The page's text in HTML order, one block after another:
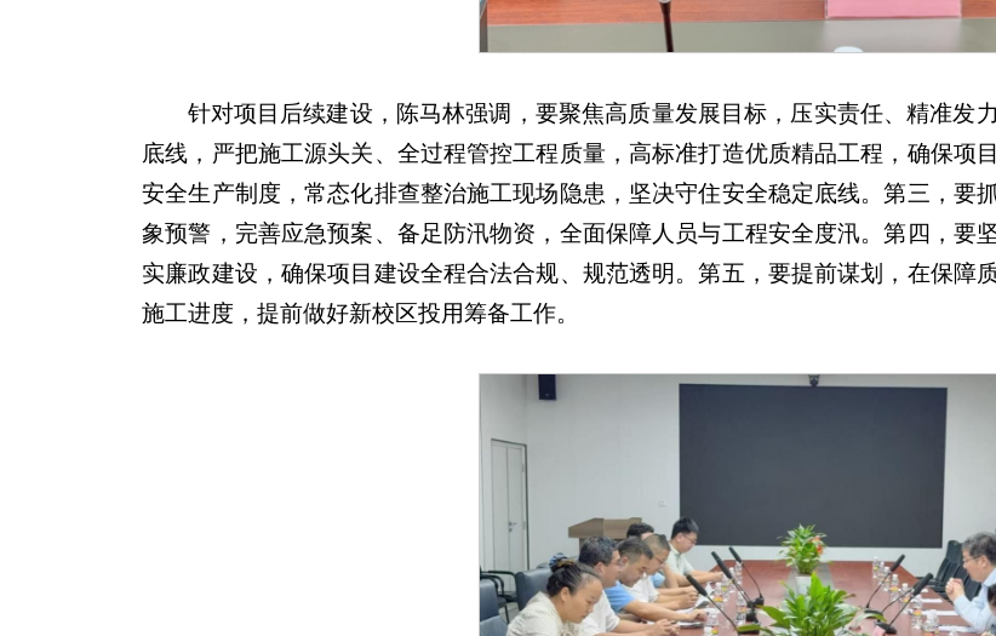
针对项目后续建设，陈马林强调，要聚焦高质量发展目标，压实责任、精准发
底线，严把施工源头关、全过程管控工程质量，高标准打造优质精品工程，确保项
安全生产制度，常态化排查整治施工现场隐患，坚决守住安全稳定底线。第三，要
象预警，完善应急预案、备足防汛物资，全面保障人员与工程安全度汛。第四，要
实廉政建设，确保项目建设全程合法合规、规范透明。第五，要提前谋划，在保障
施工进度，提前做好新校区投用筹备工作。